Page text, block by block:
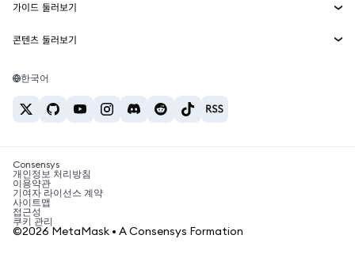
Snaps
웹3 서비스
보안
고객 지원
채용
솔라나 가격
테더 가격
ETH를 USD로 환전
USDT를 INR로 환전
BTC를 INR로 환전
ETH를 USDT로 환전
가이드 둘러보기
ETH 매수
USDT 매수
SHIB 매수
BNB 매수
콘텐츠 둘러보기
솔라나 지갑
암호화폐 세금 뉴스
암호화폐 매수 방법
비트코인 매도 방법
한국어
Consensys
개인정보 처리방침
이용약관
기여자 라이선스 계약
사이트맵
접근성
쿠키 관리
©2026 MetaMask • A Consensys Formation